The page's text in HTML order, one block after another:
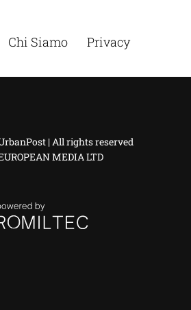
Chi Siamo
Privacy
| All rights reserved
MEDIA LTD